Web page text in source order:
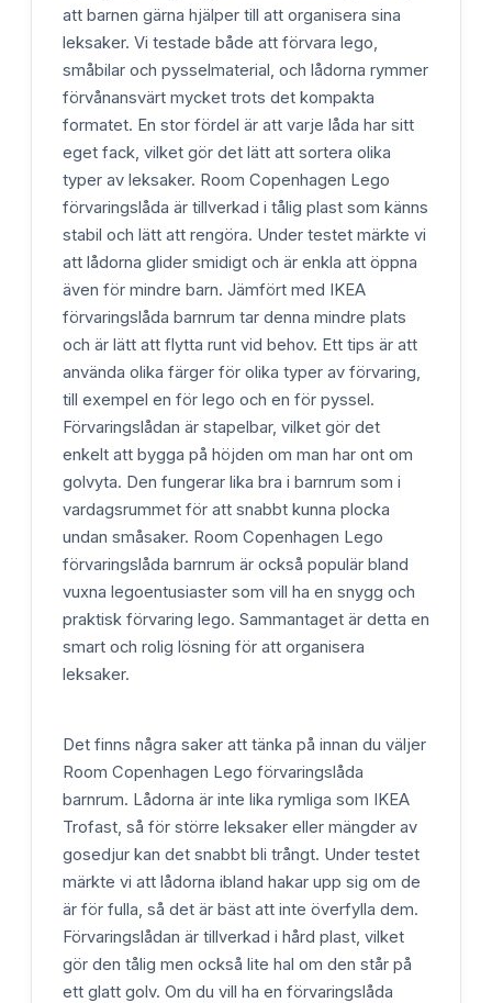
att barnen gärna hjälper till att organisera sina
leksaker. Vi testade både att förvara lego,
småbilar och pysselmaterial, och lådorna rymmer
förvånansvärt mycket trots det kompakta
formatet. En stor fördel är att varje låda har sitt
eget fack, vilket gör det lätt att sortera olika
typer av leksaker. Room Copenhagen Lego
förvaringslåda är tillverkad i tålig plast som känns
stabil och lätt att rengöra. Under testet märkte vi
att lådorna glider smidigt och är enkla att öppna
även för mindre barn. Jämfört med IKEA
förvaringslåda barnrum tar denna mindre plats
och är lätt att flytta runt vid behov. Ett tips är att
använda olika färger för olika typer av förvaring,
till exempel en för lego och en för pyssel.
Förvaringslådan är stapelbar, vilket gör det
enkelt att bygga på höjden om man har ont om
golvyta. Den fungerar lika bra i barnrum som i
vardagsrummet för att snabbt kunna plocka
undan småsaker. Room Copenhagen Lego
förvaringslåda barnrum är också populär bland
vuxna legoentusiaster som vill ha en snygg och
praktisk förvaring lego. Sammantaget är detta en
smart och rolig lösning för att organisera
leksaker.
Det finns några saker att tänka på innan du väljer
Room Copenhagen Lego förvaringslåda
barnrum. Lådorna är inte lika rymliga som IKEA
Trofast, så för större leksaker eller mängder av
gosedjur kan det snabbt bli trångt. Under testet
märkte vi att lådorna ibland hakar upp sig om de
är för fulla, så det är bäst att inte överfylla dem.
Förvaringslådan är tillverkad i hård plast, vilket
gör den tålig men också lite hal om den står på
ett glatt golv. Om du vill ha en förvaringslåda